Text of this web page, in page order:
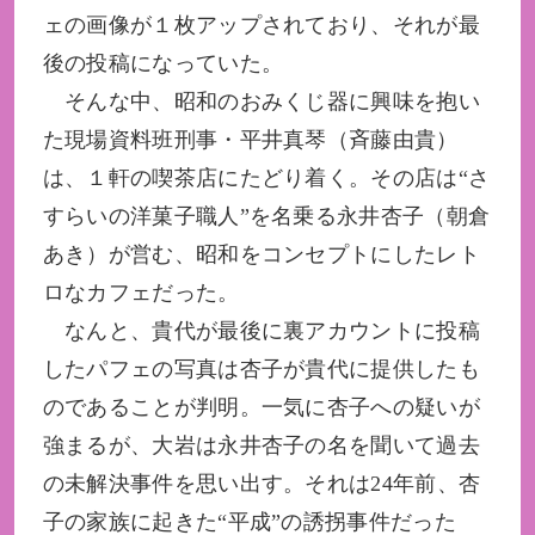
ェの画像が１枚アップされており、それが最
後の投稿になっていた。
そんな中、昭和のおみくじ器に興味を抱い
た現場資料班刑事・平井真琴（斉藤由貴）
は、１軒の喫茶店にたどり着く。その店は“さ
すらいの洋菓子職人”を名乗る永井杏子（朝倉
あき）が営む、昭和をコンセプトにしたレト
ロなカフェだった。
なんと、貴代が最後に裏アカウントに投稿
したパフェの写真は杏子が貴代に提供したも
のであることが判明。一気に杏子への疑いが
強まるが、大岩は永井杏子の名を聞いて過去
の未解決事件を思い出す。それは24年前、杏
子の家族に起きた“平成”の誘拐事件だった